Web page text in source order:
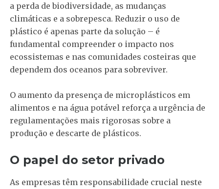
a perda de biodiversidade, as mudanças
climáticas e a sobrepesca. Reduzir o uso de
plástico é apenas parte da solução – é
fundamental compreender o impacto nos
ecossistemas e nas comunidades costeiras que
dependem dos oceanos para sobreviver.
O aumento da presença de microplásticos em
alimentos e na água potável reforça a urgência de
regulamentações mais rigorosas sobre a
produção e descarte de plásticos.
O papel do setor privado
As empresas têm responsabilidade crucial neste